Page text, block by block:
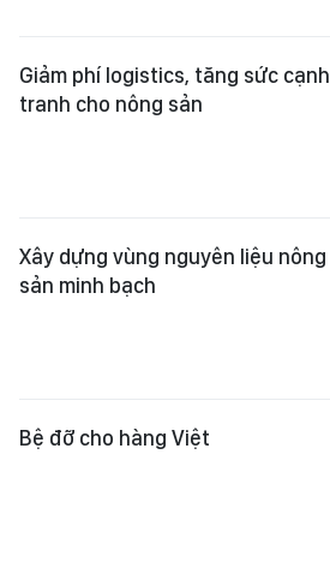
Giảm phí logistics, tăng sức cạnh
tranh cho nông sản
Xây dựng vùng nguyên liệu nông
sản minh bạch
Bệ đỡ cho hàng Việt